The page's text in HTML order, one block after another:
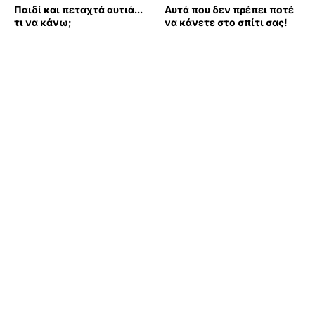
Παιδί και πεταχτά αυτιά...
τι να κάνω;
Αυτά που δεν πρέπει ποτέ
να κάνετε στο σπίτι σας!